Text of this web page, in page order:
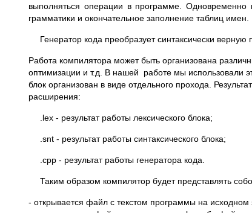
выполняться операции в программе. Одновременно
грамматики и окончательное заполнение таблиц имен.
Генератор кода преобразует синтаксически
Работа компилятора может быть организована
оптимизации и т.д. В нашей работе мы использовали
блок организован в виде отдельного прохода.
расширения:
.lex - результат работы лексического блока;
.snt - результат работы синтаксического блока;
.cpp - результат работы генератора кода.
Таким образом компилятор будет представлять
- открывается файл с текстом программы на исходном